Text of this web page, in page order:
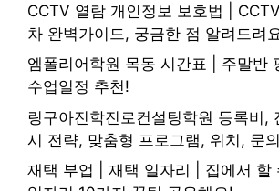
CCTV 열람 개인정보 보호법 |
차 완벽가이드, 궁금한 점 알려드려
엠폴리어학원 목동 시간표 | 주말반
수업일정 추천!
링구아진학진로컨설팅학원 등록비,
시 전략, 맞춤형 프로그램, 위치, 문
재택 부업 | 재택 일자리 | 집에서 할